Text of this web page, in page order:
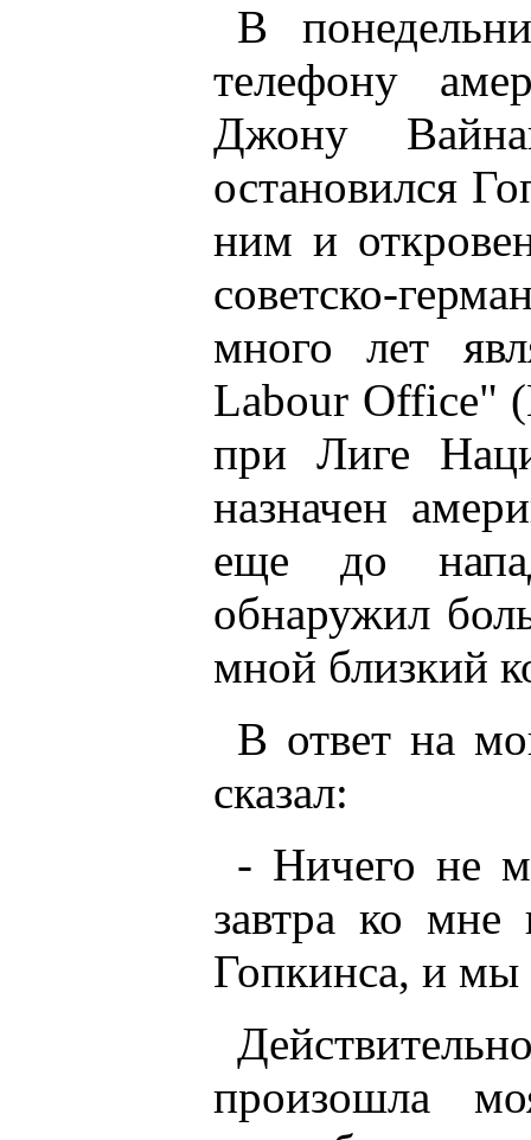
В
телефону
Джону
остановился
ним и
советско-
много лет
Labour Office"
при Лиге
назначен
еще до
обнаружил
мной близкий
В ответ на
сказал:
- Ничего не
завтра ко мне
Гопкинса, и мы
произошла